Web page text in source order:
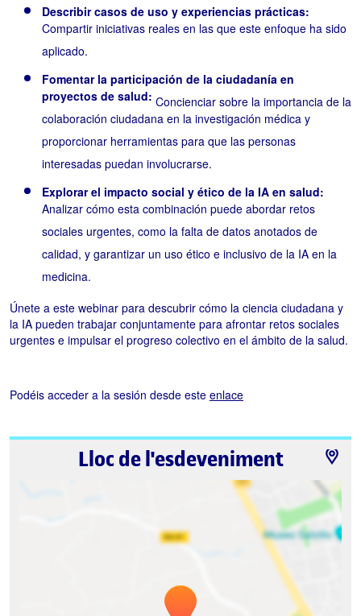
Describir casos de uso y experiencias prácticas:
Compartir iniciativas reales en las que este enfoque ha sido
aplicado.
Fomentar la participación de la ciudadanía en
proyectos de salud: Concienciar sobre la importancia de la
colaboración ciudadana en la investigación médica y
proporcionar herramientas para que las personas
interesadas puedan involucrarse.
Explorar el impacto social y ético de la IA en salud:
Analizar cómo esta combinación puede abordar retos
sociales urgentes, como la falta de datos anotados de
calidad, y garantizar un uso ético e inclusivo de la IA en la
medicina.
Únete a este webinar para descubrir cómo la ciencia ciudadana y
la IA pueden trabajar conjuntamente para afrontar retos sociales
urgentes e impulsar el progreso colectivo en el ámbito de la salud.
Podéis acceder a la sesión desde este enlace
Lloc de l'esdeveniment